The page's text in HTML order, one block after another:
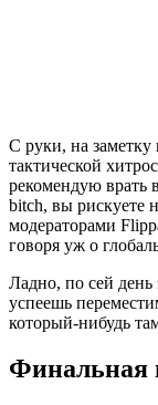
С руки, на заметку
тактической
рекомендую врать
bitch, вы рискуете
модераторами
говоря уж о
Ладно, по сей день
успеешь
который-нибудь
Финальная